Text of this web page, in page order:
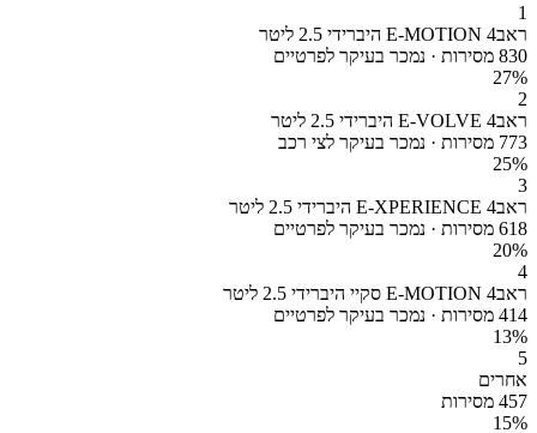
1
ראב4 E-MOTION היברידי 2.5 ליטר
830 מסירות · נמכר בעיקר לפרטיים
27%
2
ראב4 E-VOLVE היברידי 2.5 ליטר
773 מסירות · נמכר בעיקר לצי רכב
25%
3
ראב4 E-XPERIENCE היברידי 2.5 ליטר
618 מסירות · נמכר בעיקר לפרטיים
20%
4
ראב4 E-MOTION סקיי היברידי 2.5 ליטר
414 מסירות · נמכר בעיקר לפרטיים
13%
5
אחרים
457 מסירות
15%